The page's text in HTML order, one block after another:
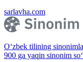
sarlavha.com
O‘zbek tilining
900 ga yaqin sinonim